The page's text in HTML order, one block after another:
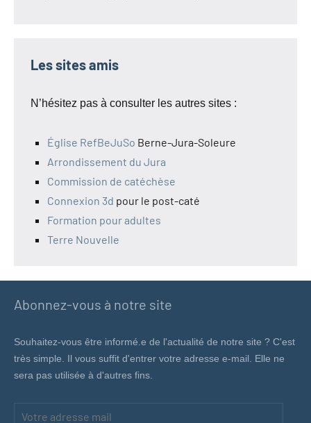
Les sites amis
N’hésitez pas à consulter les autres sites :
Église RefBeJuSo Berne-Jura-Soleure
Arrondissement du Jura
Commission de catéchèse
Connexion 3d pour le post-caté
Formation pour adultes
Terre Nouvelle
Abonnez-vous à notre site
Souhaitez-vous être informé.e de l'actualité de notre site ? C'est
très simple. Il vous suffit d'entrer votre adresse e-mail. Elle ne
sera pas utilisée à d'autres fins.
Votre